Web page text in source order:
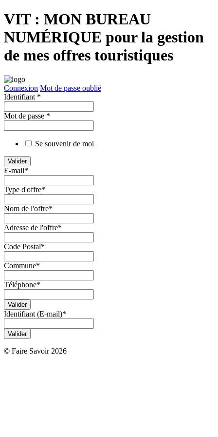
VIT : MON BUREAU
NUMÉRIQUE pour la gestion
de mes offres touristiques
Connexion Mot de passe oublié
Identifiant *
Mot de passe *
Se souvenir de moi
E-mail*
Type d'offre*
Nom de l'offre*
Adresse de l'offre*
Code Postal*
Commune*
Téléphone*
Identifiant (E-mail)*
© Faire Savoir 2026